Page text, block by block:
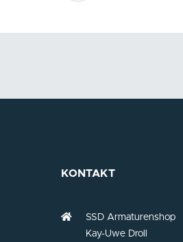
KONTAKT
SSD Armaturenshop
Kay-Uwe Droll